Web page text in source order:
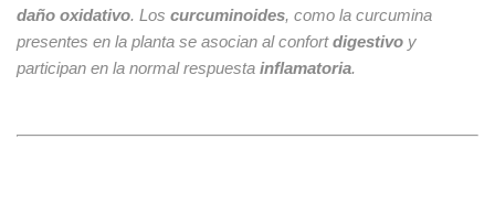
daño oxidativo. Los curcuminoides, como la curcumina
presentes en la planta se asocian al confortdigestivo y
participan en la normal respuesta inflamatoria.